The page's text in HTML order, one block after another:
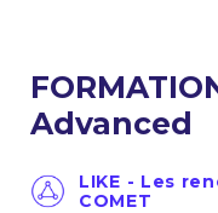
Advanced
LIKE - Les
COMET